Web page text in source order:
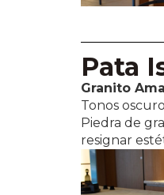
Pata
Granito
Tonos
Piedra de
resignar